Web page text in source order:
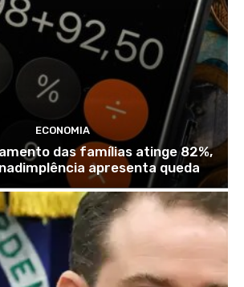
ECONOMIA
das famílias atinge 82%,
apresenta queda